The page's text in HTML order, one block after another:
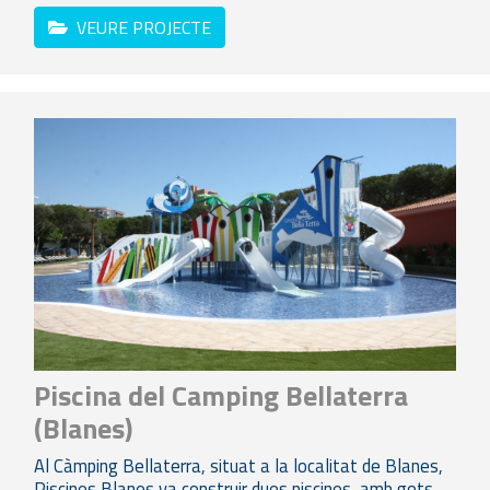
VEURE PROJECTE
Piscina del Camping Bellaterra
(Blanes)
Al Càmping Bellaterra, situat a la localitat de Blanes,